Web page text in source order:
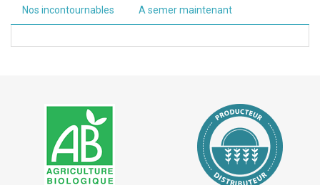
Nos incontournables A semer maintenant